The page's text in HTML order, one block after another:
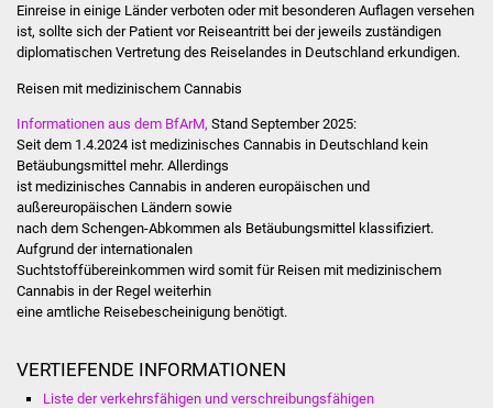
Erlebnisregion
Route der
Industriekultur
Lebenslagen
Ältere
Einreise in einige Länder verboten oder mit besonderen Auflagen versehen
ist, sollte sich der Patient vor Reiseantritt bei der jeweils zuständigen
diplomatischen Vertretung des Reiselandes in Deutschland erkundigen.
Rei­sen mit me­di­zi­ni­schem Can­na­bis
Informationen aus dem BfArM, Stand September 2025:
Seit dem 1.4.2024 ist medizinisches Cannabis in Deutschland kein
Betäubungsmittel mehr. Allerdings
ist medizinisches Cannabis in anderen europäischen und
außereuropäischen Ländern sowie
nach dem Schengen-Abkommen als Betäubungsmittel klassifiziert.
Aufgrund der internationalen
Suchtstoffübereinkommen wird somit für Reisen mit medizinischem
Cannabis in der Regel weiterhin
eine amtliche Reisebescheinigung benötigt.
VERTIEFENDE INFORMATIONEN
Liste der verkehrsfähigen und verschreibungsfähigen